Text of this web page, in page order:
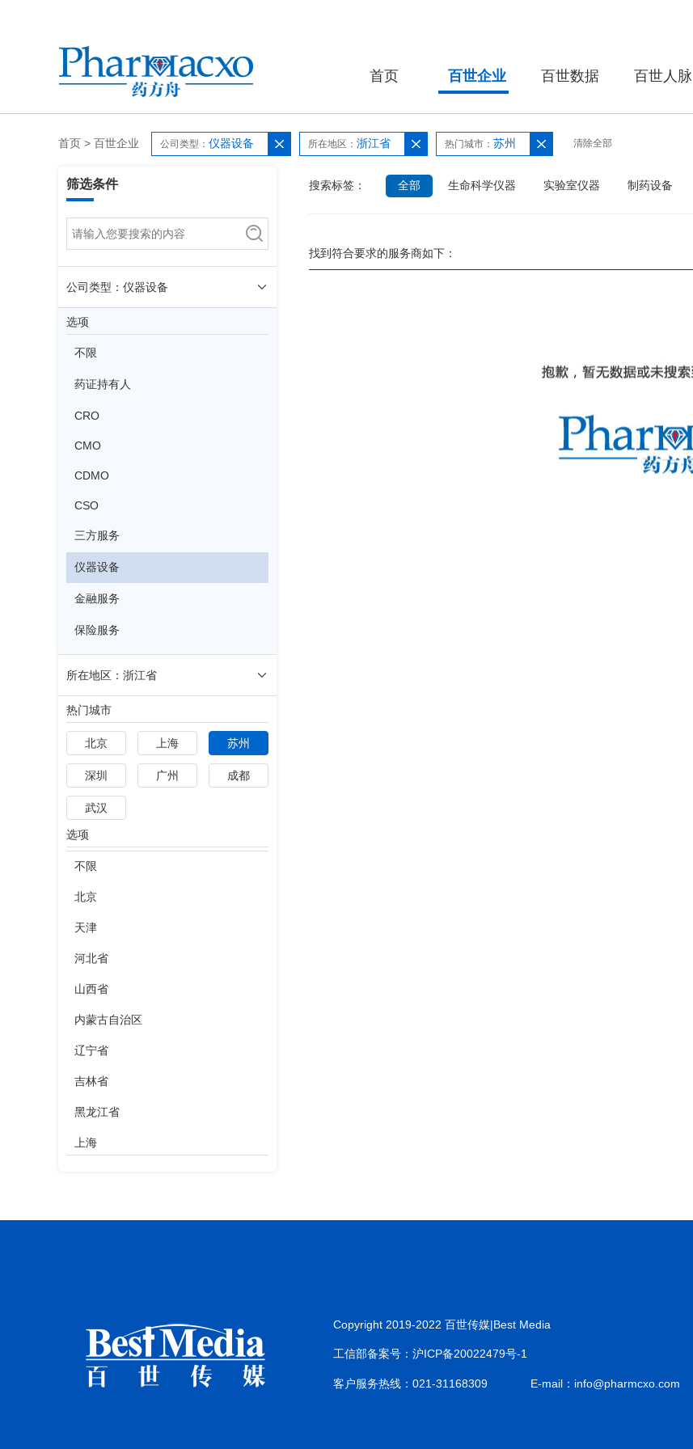
首页 百世企业 百世数据 百世人脉
首页 > 百世企业 公司类型： 仪器设备 所在地区： 浙江省 热门城市： 苏州 清除全部
筛选条件
公司类型：仪器设备
选项
不限
药证持有人
CRO
CMO
CDMO
CSO
三方服务
仪器设备
金融服务
保险服务
所在地区：浙江省
热门城市
北京 上海 苏州
深圳 广州 成都
武汉
选项
不限
北京
天津
河北省
山西省
内蒙古自治区
辽宁省
吉林省
黑龙江省
上海
山东省
河南省
湖北省
搜索标签： 全部 生命科学仪器 实验室仪器 制药设备
找到符合要求的服务商如下：
Copyright 2019-2022 百世传媒|Best Media
工信部备案号：沪ICP备20022479号-1
客户服务热线：021-31168309
E-mail：info@pharmcxo.com